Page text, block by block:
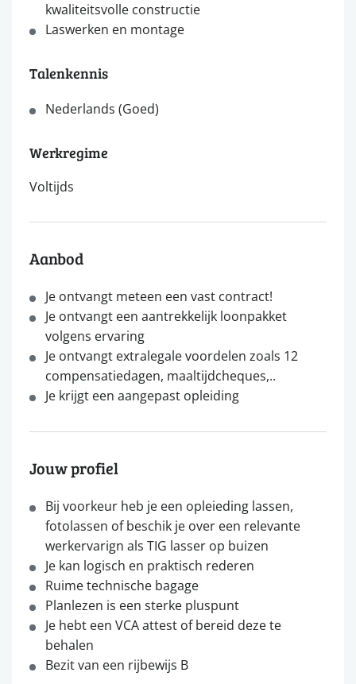
kwaliteitsvolle constructie
Laswerken en montage
Talenkennis
Nederlands (Goed)
Werkregime
Voltijds
Aanbod
Je ontvangt meteen een vast contract!
Je ontvangt een aantrekkelijk loonpakket
volgens ervaring
Je ontvangt extralegale voordelen zoals 12
compensatiedagen, maaltijdcheques,..
Je krijgt een aangepast opleiding
Jouw profiel
Bij voorkeur heb je een opleieding lassen,
fotolassen of beschik je over een relevante
werkervarign als TIG lasser op buizen
Je kan logisch en praktisch rederen
Ruime technische bagage
Planlezen is een sterke pluspunt
Je hebt een VCA attest of bereid deze te
behalen
Bezit van een rijbewijs B